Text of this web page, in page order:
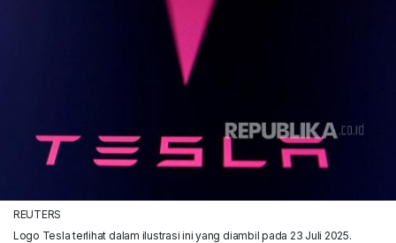
REUTERS
Logo Tesla terlihat dalam ilustrasi ini yang diambil pada 23 Juli 2025.